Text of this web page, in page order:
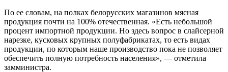
По ее словам, на полках белорусских магазинов мясная
продукция почти на 100% отечественная. «Есть небольшой
процент импортной продукции. Но здесь вопрос в слайсерной
нарезке, кусковых крупных полуфабрикатах, то есть видах
продукции, по которым наше производство пока не позволяет
обеспечить полную потребность населения», — отметила
замминистра.